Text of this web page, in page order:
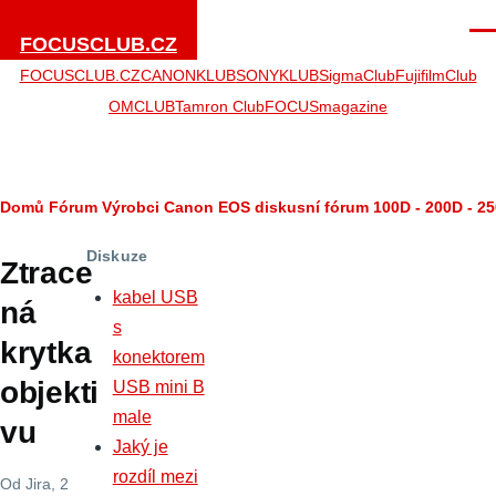
FOCUSCLUB.CZ
FOCUSCLUB.CZCANONKLUBSONYKLUBSigmaClubFujifilmClub
OMCLUBTamron ClubFOCUSmagazine
Drobečková
navigace
Domů Fórum Výrobci Canon EOS diskusní fórum 100D - 200D -
Ztrace
ná
krytka
objekti
vu
Od Jira , 2
Diskuze
kabel USB
s
konektorem
USB mini B
male
Jaký je
rozdíl mezi